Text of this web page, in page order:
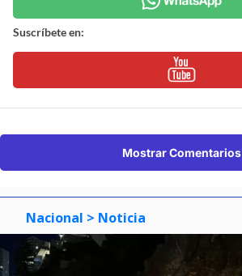
Suscríbete en:
Mostrar Comentarios
Nacional > Noticia